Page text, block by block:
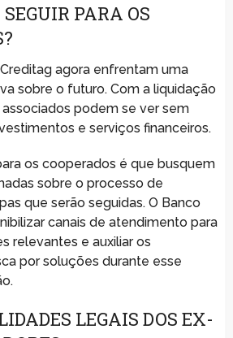
PARA OS
agora enfrentam uma
sobre o futuro. Com a liquidação
podem se ver sem
e serviços financeiros.
os cooperados é que busquem
sobre o processo de
que serão seguidas. O Banco
canais de atendimento para
relevantes e auxiliar os
por soluções durante esse
LEGAIS DOS EX-